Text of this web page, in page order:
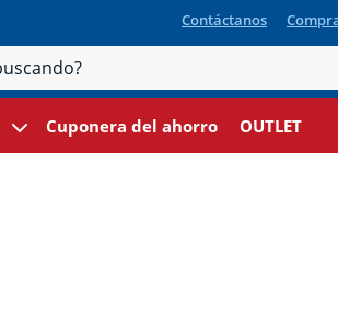
Contáctanos
Cuponera del ahorro OUTLET